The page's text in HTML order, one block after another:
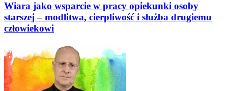
Wiara jako wsparcie w pracy opiekunki osoby
starszej – modlitwa, cierpliwość i służba drugiemu
człowiekowi